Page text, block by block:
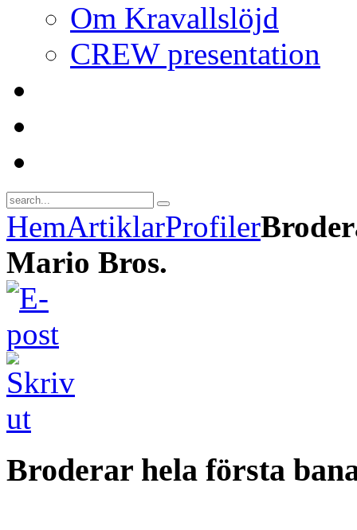
Om Kravallslöjd
CREW presentation
HemArtiklarProfiler
Mario Bros.
Broderar hela första